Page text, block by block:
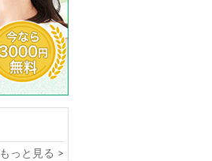
もっと見る >